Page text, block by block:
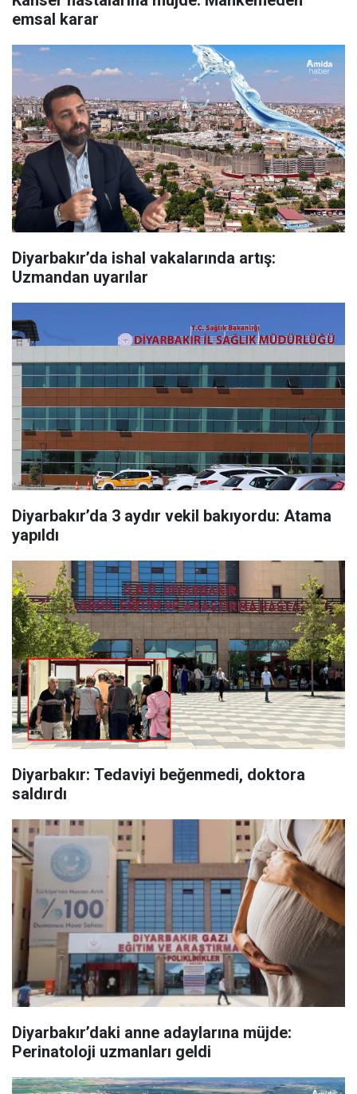
emsal karar
Diyarbakır’da ishal vakalarında artış:
Uzmandan uyarılar
Diyarbakır’da 3 aydır vekil bakıyordu: Atama
yapıldı
Diyarbakır: Tedaviyi beğenmedi, doktora
saldırdı
Diyarbakır’daki anne adaylarına müjde:
Perinatoloji uzmanları geldi